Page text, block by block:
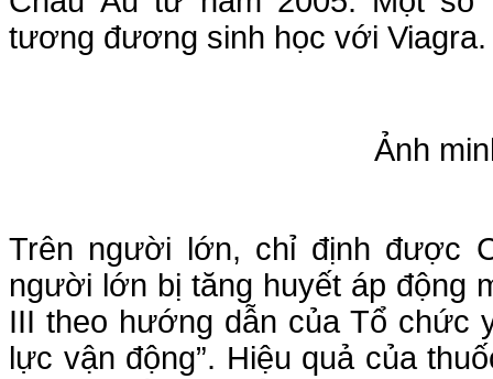
tương đương sinh học với Viagra.
Ảnh
Trên người lớn, chỉ định được
người lớn bị tăng huyết áp động
III theo hướng dẫn của Tổ chức
lực vận động”. Hiệu quả của